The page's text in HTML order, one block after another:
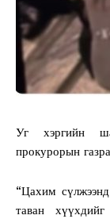
Уг хэргийн
прокурорын
“Цахим
таван